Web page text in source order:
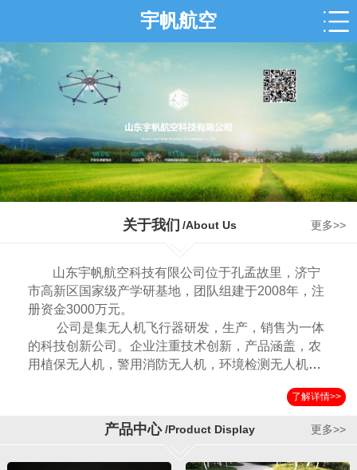
宇帆航空
关于我们 /About Us 更多>>
山东宇帆航空科技有限公司位于孔孟故里，济宁
市高新区国家级产学研基地，团队组建于2008年，注
册资金3000万元。
公司是集无人机飞行器研发，生产，销售为一体
的科技创新公司。企业注重技术创新，产品涵盖，农
用植保无人机，警用消防无人机，环境检测无人机，
流配送无人机，军用特种无人机等多种应用机型。公
司自成立以来以其独特的设计方案，严格的检验标准
获得国内外客户的一致好评。
了解详情>>
产品中心 /Product Display 更多>>